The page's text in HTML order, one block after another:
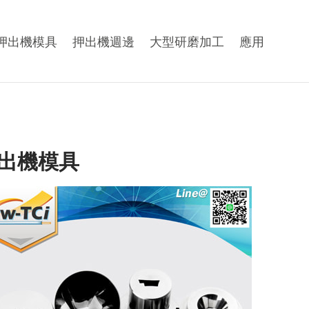
出機模具 押出機週邊 大型研磨加工 應用
機模具